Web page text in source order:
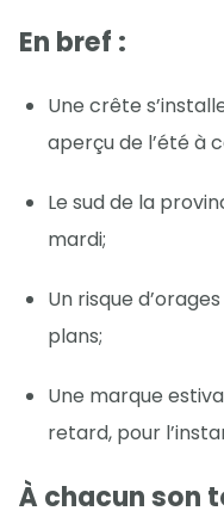
En bref :
Une crête
aperçu de l’été à
Le sud de la
mardi;
Un risque
plans;
Une marque
retard, pour
À chacun son